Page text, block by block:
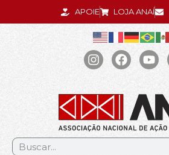
APOIE LOJA ANAÍ